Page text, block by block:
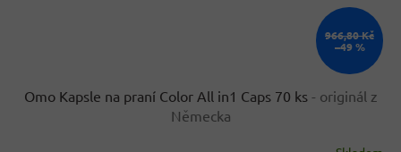
966,80 Kč
–49 %
Omo Kapsle na praní Color All in1 Caps 70 ks - originál z
Německa